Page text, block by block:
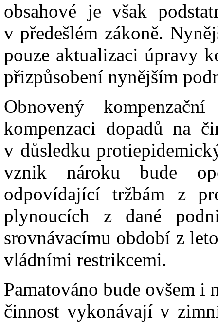
obsahové je však
v předešlém zákoně.
pouze aktualizaci úpravy
přizpůsobení nynějším
Obnovený
kompenzaci dopadů na
v důsledku
vznik nároku bude
odpovídající tržbám z
plynoucích z dané
srovnávacímu období z
vládními restrikcemi.
Pamatováno bude ovšem
činnost vykonávají v